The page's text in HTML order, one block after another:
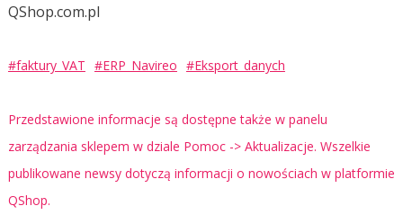
QShop.com.pl
#faktury_VAT #ERP_Navireo #Eksport_danych
Przedstawione informacje są dostępne także w panelu
zarządzania sklepem w dziale Pomoc -> Aktualizacje. Wszelkie
publikowane newsy dotyczą informacji o nowościach w platformie
QShop.